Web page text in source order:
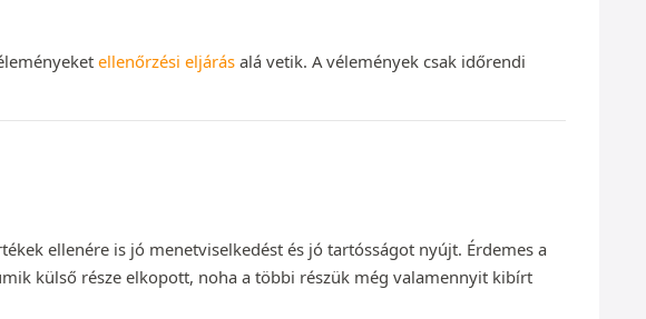
ellenőrzési eljárás alá vetik. A vélemények csak időrendi
ellenére is jó menetviselkedést és jó tartósságot nyújt. Érdemes a
külső része elkopott, noha a többi részük még valamennyit kibírt